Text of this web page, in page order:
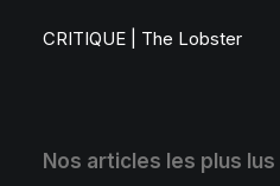
CRITIQUE | The Lobster
Nos articles les plus lus